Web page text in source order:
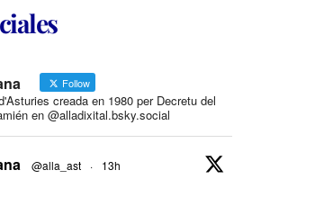
Follow
creada en 1980 per Decretu del
en @alladixital.bsky.social
@alla_ast · 13h